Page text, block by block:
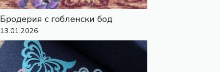
Бродерия с гобленски бод
13.01.2026